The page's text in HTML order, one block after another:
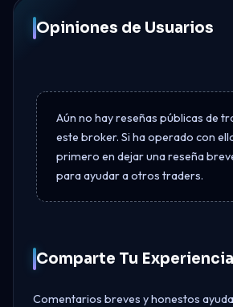
Opiniones de Usuarios
Aún no hay reseñas públicas de
este broker. Si ha operado con
primero en dejar una reseña
para ayudar a otros traders.
Comparte Tu Experiencia
Comentarios breves y honestos